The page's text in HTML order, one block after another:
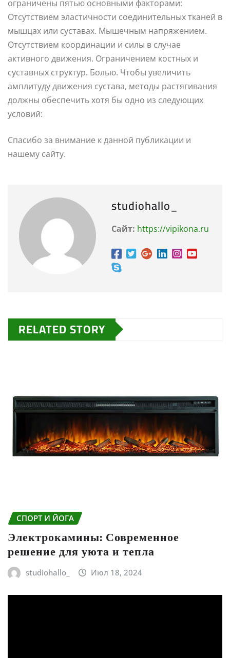
ограничены пятью основными факторами:
Отсутствием эластичности соединительных тканей в
мышцах или суставах. Мышечным напряжением.
Отсутствием координации и силы в случае
активного движения. Ограничением костных и
суставных структур. Болью. Чтобы увеличить
амплитуду движения сустава, методы растягивания
должны обеспечить хотя бы одно из следующих
условий:
Спасибо за внимание к данной публикации и
нашему сайту.
studiohallo_
Сайт: https://vipikona.ru
RELATED STORY
СПОРТ И ЙОГА
Электрокамины: Современное
решение для уюта и тепла
studiohallo_ Июл 18, 2024